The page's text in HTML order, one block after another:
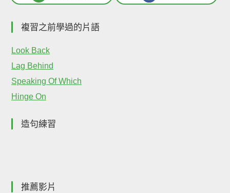
複習之前學過的片語
Look Back
Lag Behind
Speaking Of Which
Hinge On
造句練習
推薦影片